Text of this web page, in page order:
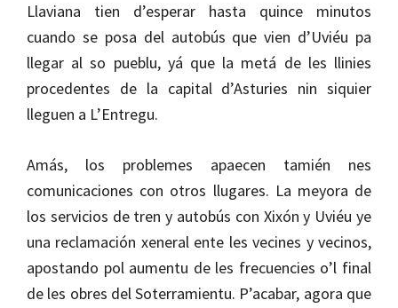
Llaviana tien d’esperar hasta quince minutos
cuando se posa del autobús que vien d’Uviéu pa
llegar al so pueblu, yá que la metá de les llinies
procedentes de la capital d’Asturies nin siquier
lleguen a L’Entregu.
Amás, los problemes apaecen tamién nes
comunicaciones con otros llugares. La meyora de
los servicios de tren y autobús con Xixón y Uviéu ye
una reclamación xeneral ente les vecines y vecinos,
apostando pol aumentu de les frecuencies o’l final
de les obres del Soterramientu. P’acabar, agora que